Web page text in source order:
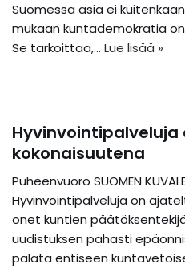
Suomessa asia ei
mukaan kuntademokratia
Se tarkoittaa,… Lue lisää »
kokonaisuutena
Puheenvuoro SUOMEN
Hyvinvointipalveluja on
onet kuntien
uudistuksen pahasti
palata entiseen